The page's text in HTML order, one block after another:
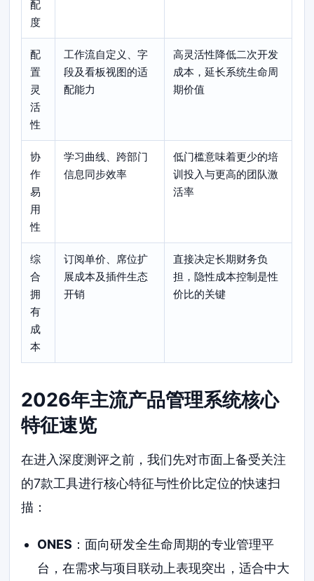
配
度
配
置
灵
活
性
工作流自定义、字
段及看板视图的适
配能力
高灵活性降低二次开发
成本，延长系统生命周
期价值
协
作
易
用
性
学习曲线、跨部门
信息同步效率
低门槛意味着更少的培
训投入与更高的团队激
活率
综
合
拥
有
成
本
订阅单价、席位扩
展成本及插件生态
开销
直接决定长期财务负
担，隐性成本控制是性
价比的关键
2026年主流产品管理系统核心
特征速览
在进入深度测评之前，我们先对市面上备受关注
的7款工具进行核心特征与性价比定位的快速扫
描：
ONES ：面向研发全生命周期的专业管理平
台，在需求与项目联动上表现突出，适合中大